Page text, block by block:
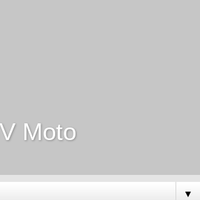
Moto
▼